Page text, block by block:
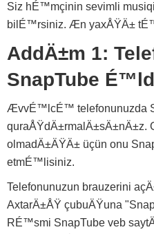
Siz hÉ™mçinin sevimli
bilÉ™rsiniz. Æn yaxÅŸÄ±
AddÄ±m 1:
SnapTube
ÆvvÉ™lcÉ™ telefonunuzda
quraÅŸdÄ±rmalÄ±sÄ±nÄ±z.
olmadÄ±ÄŸÄ± üçün onu
etmÉ™lisiniz.
Telefonunuzun brauzerini
AxtarÄ±ÅŸ çubuÄŸuna
RÉ™smi SnapTube veb